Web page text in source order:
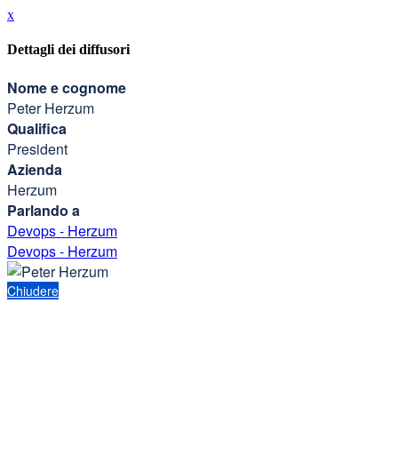
x
Dettagli dei diffusori
Nome e cognome
Peter Herzum
Qualifica
President
Azienda
Herzum
Parlando a
Devops - Herzum
Devops - Herzum
Chiudere